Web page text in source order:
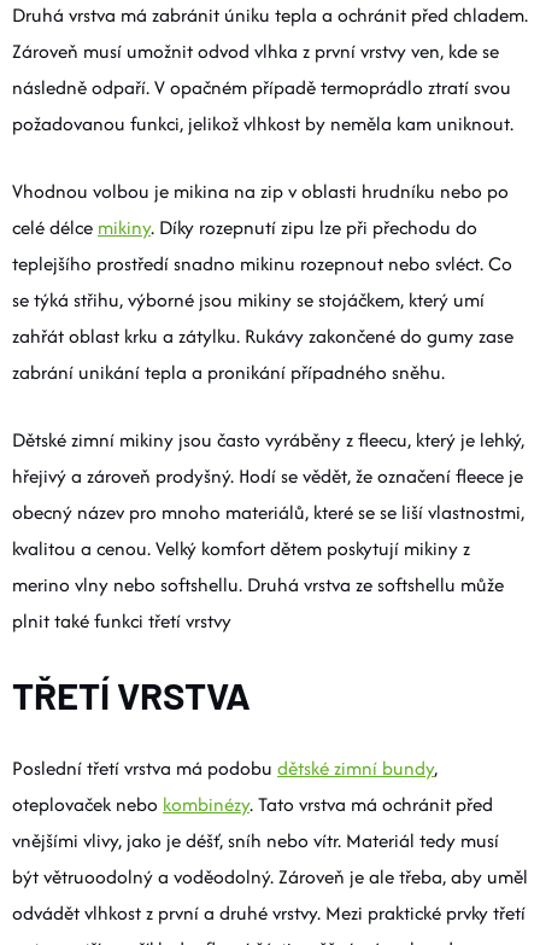
Druhá vrstva má zabránit úniku tepla a ochránit před chladem.
Zároveň musí umožnit odvod vlhka z první vrstvy ven, kde se
následně odpaří. V opačném případě termoprádlo ztratí svou
požadovanou funkci, jelikož vlhkost by neměla kam uniknout.
Vhodnou volbou je mikina na zip v oblasti hrudníku nebo po
celé délce mikiny. Díky rozepnutí zipu lze při přechodu do
teplejšího prostředí snadno mikinu rozepnout nebo svléct. Co
se týká střihu, výborné jsou mikiny se stojáčkem, který umí
zahřát oblast krku a zátylku. Rukávy zakončené do gumy zase
zabrání unikání tepla a pronikání případného sněhu.
Dětské zimní mikiny jsou často vyráběny z fleecu, který je lehký,
hřejivý a zároveň prodyšný. Hodí se vědět, že označení fleece je
obecný název pro mnoho materiálů, které se se liší vlastnostmi,
kvalitou a cenou. Velký komfort dětem poskytují mikiny z
merino vlny nebo softshellu. Druhá vrstva ze softshellu může
plnit také funkci třetí vrstvy
TŘETÍ VRSTVA
Poslední třetí vrstva má podobu dětské zimní bundy,
oteplovaček nebo kombinézy. Tato vrstva má ochránit před
vnějšími vlivy, jako je déšť, sníh nebo vítr. Materiál tedy musí
být větruoodolný a voděodolný. Zároveň je ale třeba, aby uměl
odvádět vlhkost z první a druhé vrstvy. Mezi praktické prvky třetí